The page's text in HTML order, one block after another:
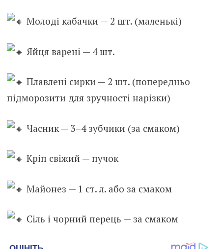
Молоді кабачки — 2 шт. (маленькі)
Яйця варені — 4 шт.
Плавлені сирки — 2 шт. (попередньо
підморозити для зручності нарізки)
Часник — 3–4 зубчики (за смаком)
Кріп свіжий — пучок
Майонез — 1 ст. л. або за смаком
Сіль і чорний перець — за смаком